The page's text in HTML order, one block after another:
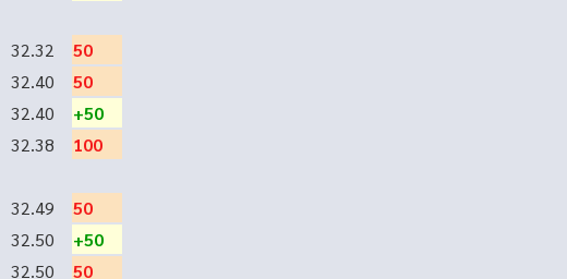
32.32
50
32.40
50
32.40
+50
32.38
100
32.49
50
32.50
+50
32.50 50